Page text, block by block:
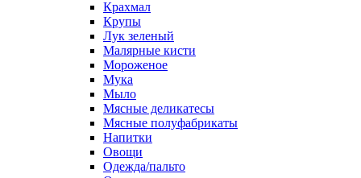
Крахмал
Крупы
Лук зеленый
Малярные кисти
Мороженое
Мука
Мыло
Мясные деликатесы
Мясные полуфабрикаты
Напитки
Овощи
Одежда/пальто